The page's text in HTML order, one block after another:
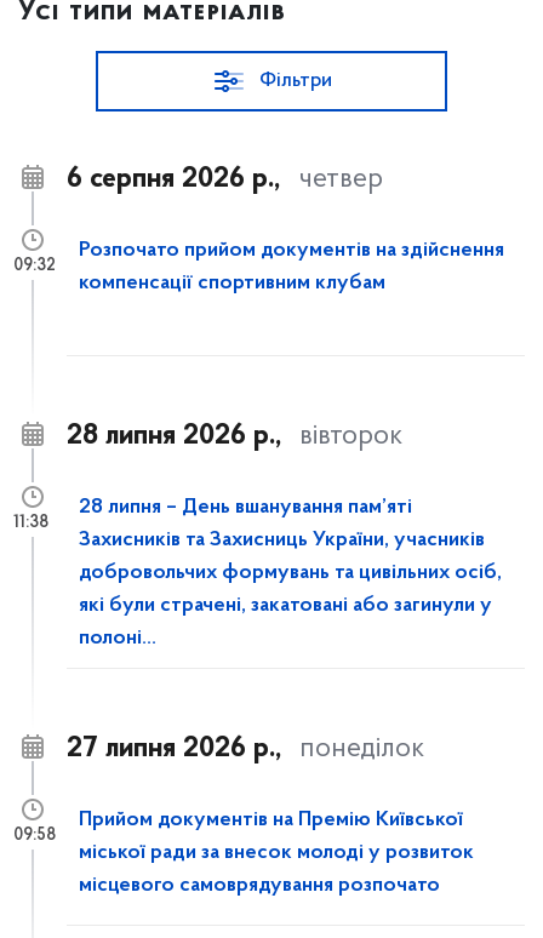
Усі типи матеріалів
Фільтри
6 серпня 2026 р., четвер
Розпочато прийом документів на здійснення
компенсації спортивним клубам
09:32
28 липня 2026 р., вівторок
28 липня – День вшанування пам’яті
Захисників та Захисниць України, учасників
добровольчих формувань та цивільних осіб,
які були страчені, закатовані або загинули у
полоні...
11:38
27 липня 2026 р., понеділок
Прийом документів на Премію Київської
міської ради за внесок молоді у розвиток
місцевого самоврядування розпочато
09:58